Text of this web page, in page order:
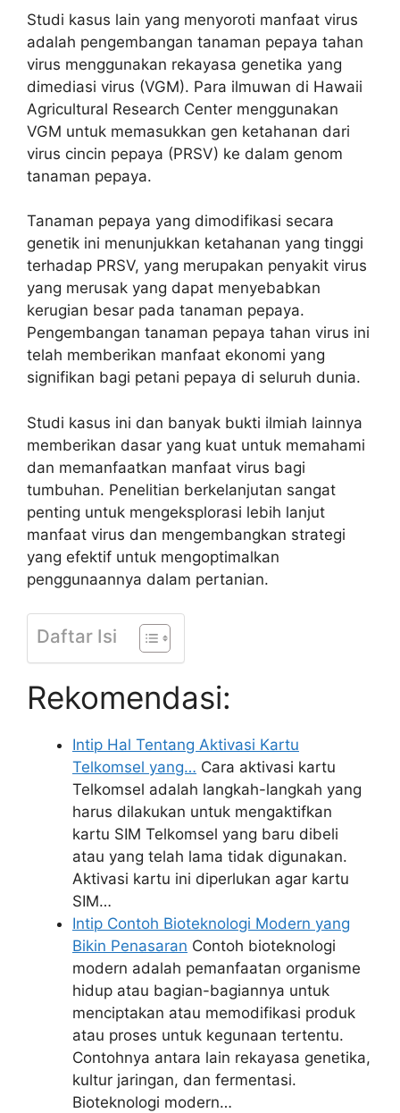
Studi kasus lain yang menyoroti manfaat virus
adalah pengembangan tanaman pepaya tahan
virus menggunakan rekayasa genetika yang
dimediasi virus (VGM). Para ilmuwan di Hawaii
Agricultural Research Center menggunakan
VGM untuk memasukkan gen ketahanan dari
virus cincin pepaya (PRSV) ke dalam genom
tanaman pepaya.
Tanaman pepaya yang dimodifikasi secara
genetik ini menunjukkan ketahanan yang tinggi
terhadap PRSV, yang merupakan penyakit virus
yang merusak yang dapat menyebabkan
kerugian besar pada tanaman pepaya.
Pengembangan tanaman pepaya tahan virus ini
telah memberikan manfaat ekonomi yang
signifikan bagi petani pepaya di seluruh dunia.
Studi kasus ini dan banyak bukti ilmiah lainnya
memberikan dasar yang kuat untuk memahami
dan memanfaatkan manfaat virus bagi
tumbuhan. Penelitian berkelanjutan sangat
penting untuk mengeksplorasi lebih lanjut
manfaat virus dan mengembangkan strategi
yang efektif untuk mengoptimalkan
penggunaannya dalam pertanian.
Daftar Isi
Rekomendasi:
Intip Hal Tentang Aktivasi Kartu
Telkomsel yang… Cara aktivasi kartu
Telkomsel adalah langkah-langkah yang
harus dilakukan untuk mengaktifkan
kartu SIM Telkomsel yang baru dibeli
atau yang telah lama tidak digunakan.
Aktivasi kartu ini diperlukan agar kartu
SIM…
Intip Contoh Bioteknologi Modern yang
Bikin Penasaran Contoh bioteknologi
modern adalah pemanfaatan organisme
hidup atau bagian-bagiannya untuk
menciptakan atau memodifikasi produk
atau proses untuk kegunaan tertentu.
Contohnya antara lain rekayasa genetika,
kultur jaringan, dan fermentasi.
Bioteknologi modern…